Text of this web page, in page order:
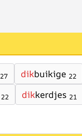
27 dikbuikige 22
22 dikkerdjes 21